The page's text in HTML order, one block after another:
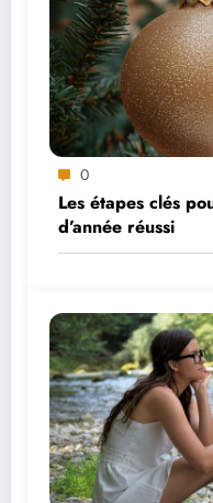
0
Les étapes clés
d’année réussi